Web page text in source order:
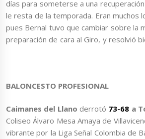
días para someterse a una
le resta de la temporada. Eran muchos
pues Bernal tuvo que cambiar sobre la
preparación de cara al Giro, y resolvió
BALONCESTO PROFESIONAL
Caimanes del Llano derrotó 73-68 a
Coliseo Álvaro Mesa Amaya de
vibrante por la Liga Señal Colombia de